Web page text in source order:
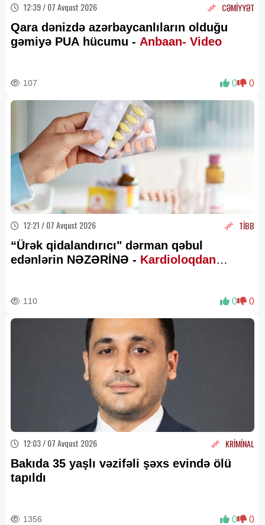
12:39 / 07 Avqust 2026 CƏMİYYƏT
Qara dənizdə azərbaycanlıların olduğu
gəmiyə PUA hücumu - Anbaan- Video
107 0 0
12:21 / 07 Avqust 2026 TİBB
“Ürək qidalandırıcı" dərman qəbul
edənlərin NƏZƏRİNƏ - Kardioloqdan
110 0 0
12:03 / 07 Avqust 2026 KRİMİNAL
Bakıda 35 yaşlı vəzifəli şəxs evində ölü
tapıldı
1356 0 0